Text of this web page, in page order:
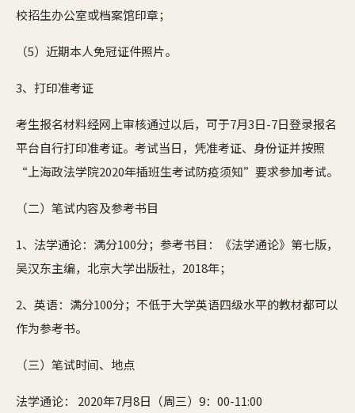
校招生办公室或档案馆印章；
（5）近期本人免冠证件照片。
3、打印准考证
考生报名材料经网上审核通过以后，可于7月3日-7日登录报名
平台自行打印准考证。考试当日，凭准考证、身份证并按照
“上海政法学院2020年插班生考试防疫须知”要求参加考试。
（二）笔试内容及参考书目
1、法学通论：满分100分；参考书目：《法学通论》第七版，
吴汉东主编，北京大学出版社，2018年；
2、英语：满分100分；不低于大学英语四级水平的教材都可以
作为参考书。
（三）笔试时间、地点
法学通论： 2020年7月8日（周三）9：00-11:00